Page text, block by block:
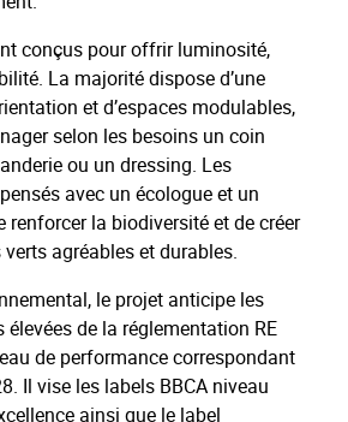
conçus pour offrir luminosité,
La majorité dispose d’une
et d’espaces modulables,
selon les besoins un coin
ou un dressing. Les
avec un écologue et un
renforcer la biodiversité et de créer
verts agréables et durables.
le projet anticipe les
élevées de la réglementation RE
de performance correspondant
Il vise les labels BBCA niveau
ainsi que le label